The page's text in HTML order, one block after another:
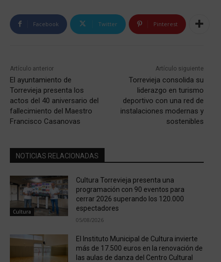
Facebook Twitter Pinterest
Artículo anterior
El ayuntamiento de
Torrevieja presenta los
actos del 40 aniversario del
fallecimiento del Maestro
Francisco Casanovas
Artículo siguiente
Torrevieja consolida su
liderazgo en turismo
deportivo con una red de
instalaciones modernas y
sostenibles
NOTICIAS RELACIONADAS
Cultura
Cultura Torrevieja presenta una
programación con 90 eventos para
cerrar 2026 superando los 120.000
espectadores
05/08/2026
El Instituto Municipal de Cultura invierte
más de 17.500 euros en la renovación de
las aulas de danza del Centro Cultural